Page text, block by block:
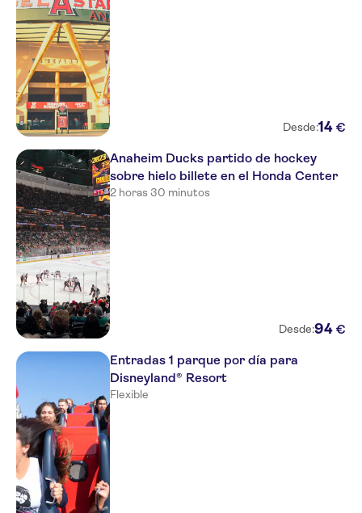
Desde:14 €
Anaheim Ducks partido de hockey
sobre hielo billete en el Honda Center
2 horas 30 minutos
Desde:94 €
Entradas 1 parque por día para
Disneyland® Resort
Flexible